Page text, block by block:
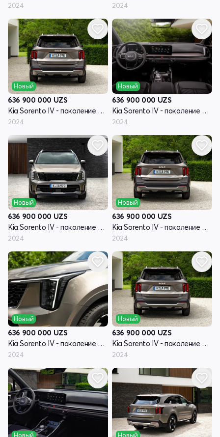
2024 2024
Новый
636 900 000 UZS
Kia Sorento IV - поколение рестайлинг
2024
Новый
636 900 000 UZS
Kia Sorento IV - поколение рестайлинг
2024
Новый
636 900 000 UZS
Kia Sorento IV - поколение рестайлинг
2024
Новый
636 900 000 UZS
Kia Sorento IV - поколение рестайлинг
2024
Новый
636 900 000 UZS
Kia Sorento IV - поколение рестайлинг
2024
Новый
636 900 000 UZS
Kia Sorento IV - поколение рестайлинг
2024
Новый Новый